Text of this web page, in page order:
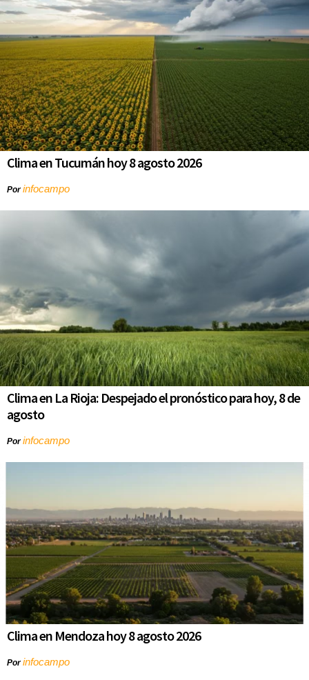
Clima en Tucumán hoy 8 agosto 2026
Porinfocampo
Clima en La Rioja: Despejado el pronóstico para hoy, 8 de
agosto
Porinfocampo
Clima en Mendoza hoy 8 agosto 2026
Porinfocampo